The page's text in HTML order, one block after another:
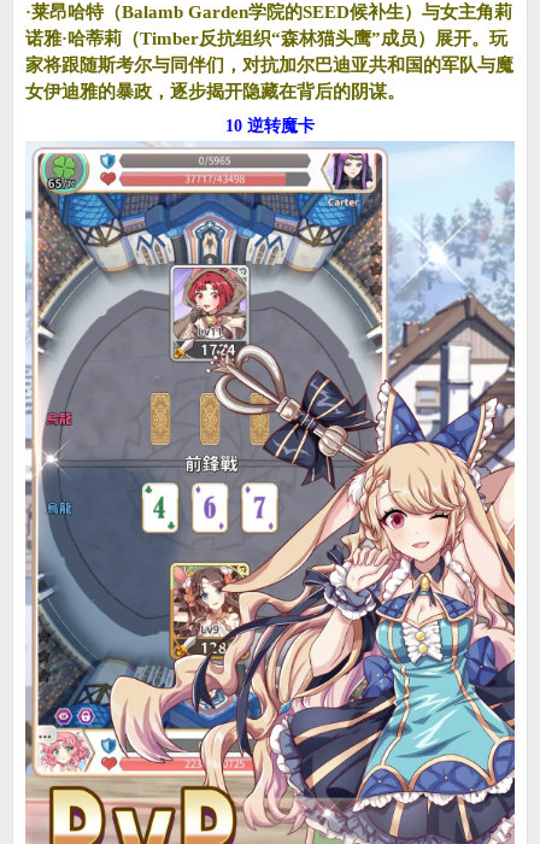
·莱昂哈特（Balamb Garden学院的SEED候补生）与女主角莉
诺雅·哈蒂莉（Timber反抗组织“森林猫头鹰”成员）展开。玩
家将跟随斯考尔与同伴们，对抗加尔巴迪亚共和国的军队与魔
女伊迪雅的暴政，逐步揭开隐藏在背后的阴谋。
10 逆转魔卡